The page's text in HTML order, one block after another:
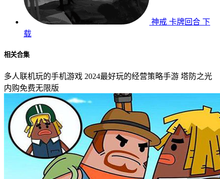
神戒 卡牌回合 下
载
相关合集
多人联机玩的手机游戏 2024最好玩的经营策略手游 塔防之光
内购免费无限版